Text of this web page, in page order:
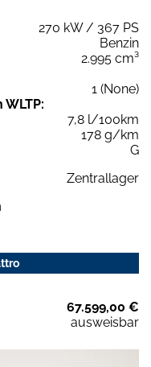
270 kW / 367 PS
Benzin
2.995 cm³
1 (None)
7,8 l/100km
178 g/km
G
Zentrallager
67.599,00 €
ausweisbar